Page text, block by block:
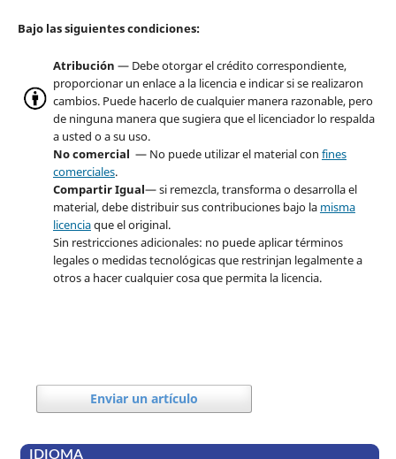
Bajo las siguientes condiciones:
Atribución — Debe otorgar el crédito correspondiente,
proporcionar un enlace a la licencia e indicar si se realizaron
cambios. Puede hacerlo de cualquier manera razonable, pero
de ninguna manera que sugiera que el licenciador lo respalda
a usted o a su uso.
No comercial — No puede utilizar el material con fines
comerciales.
Compartir Igual— si remezcla, transforma o desarrolla el
material, debe distribuir sus contribuciones bajo la misma
licenciaque el original.
Sin restricciones adicionales: no puede aplicar términos
legales o medidas tecnológicas que restrinjan legalmente a
otros a hacer cualquier cosa que permita la licencia.
Enviar un artículo
IDIOMA